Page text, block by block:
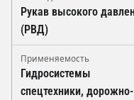
Рукав высокого
(РВД)
Применяемость
Гидросистемы
спецтехники, дорожно-